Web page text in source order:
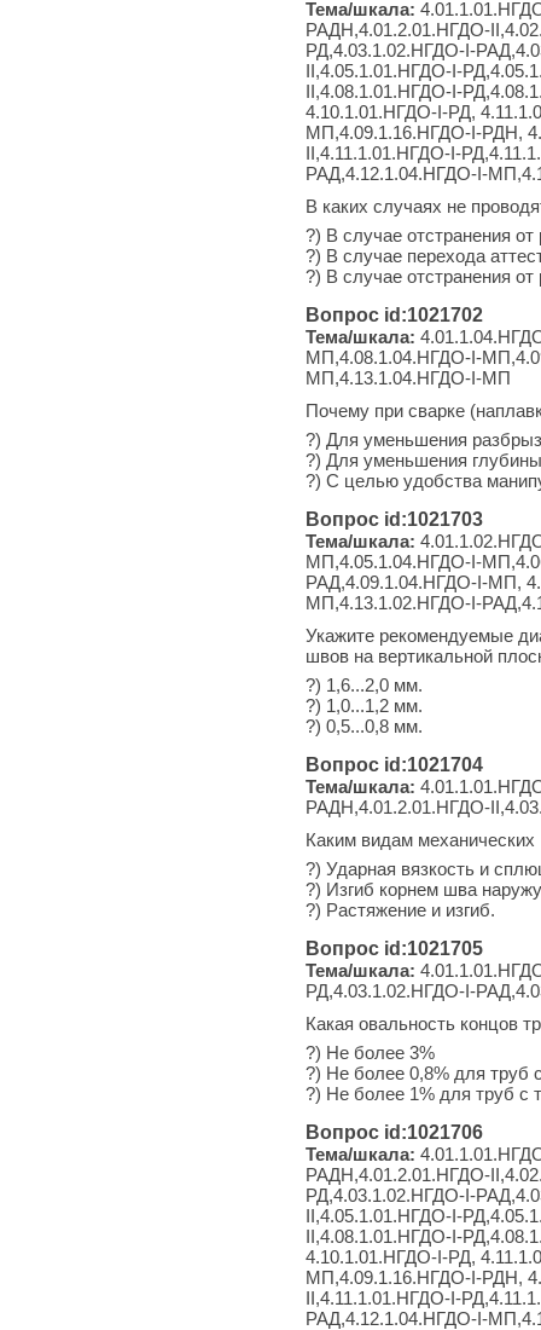
Тема/шкала:
РАДН,4.01.2.01.НГДО-
РД,4.03.1.02.НГДО-I-
II,4.05.1.01.НГДО-I-
II,4.08.1.01.НГДО-I-
4.10.1.01.НГДО-I-РД,
МП,4.09.1.16.НГДО-I-РДН,
II,4.11.1.01.НГДО-I-
РАД,4.12.1.04.НГДО-I-
В каких случаях не
?) В случае отстранения
?) В случае перехода
?) В случае отстранения
Вопрос id:1021702
Тема/шкала:
МП,4.08.1.04.НГДО-I-
МП,4.13.1.04.НГДО-I-МП
Почему при сварке
?) Для уменьшения
?) Для уменьшения
?) С целью удобства
Вопрос id:1021703
Тема/шкала:
МП,4.05.1.04.НГДО-I-
РАД,4.09.1.04.НГДО-I-МП,
МП,4.13.1.02.НГДО-I-
Укажите рекомендуемые
швов на вертикальной
?) 1,6...2,0 мм.
?) 1,0...1,2 мм.
?) 0,5...0,8 мм.
Вопрос id:1021704
Тема/шкала:
РАДН,4.01.2.01.НГДО-
Каким видам
?) Ударная вязкость и
?) Изгиб корнем шва
?) Растяжение и изгиб.
Вопрос id:1021705
Тема/шкала:
РД,4.03.1.02.НГДО-I-
Какая овальность концов
?) Не более 3%
?) Не более 0,8% для труб
?) Не более 1% для труб с
Вопрос id:1021706
Тема/шкала:
РАДН,4.01.2.01.НГДО-
РД,4.03.1.02.НГДО-I-
II,4.05.1.01.НГДО-I-
II,4.08.1.01.НГДО-I-
4.10.1.01.НГДО-I-РД,
МП,4.09.1.16.НГДО-I-РДН,
II,4.11.1.01.НГДО-I-
РАД,4.12.1.04.НГДО-I-